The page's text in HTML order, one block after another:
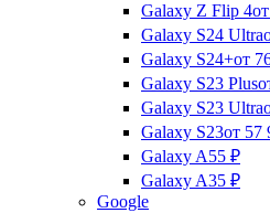
Galaxy Z Flip 4
Galaxy S24 Ultra
Galaxy S24+от
Galaxy S23 Plus
Galaxy S23 Ultra
Galaxy S23от 57
Galaxy A55 ₽
Galaxy A35 ₽
Google